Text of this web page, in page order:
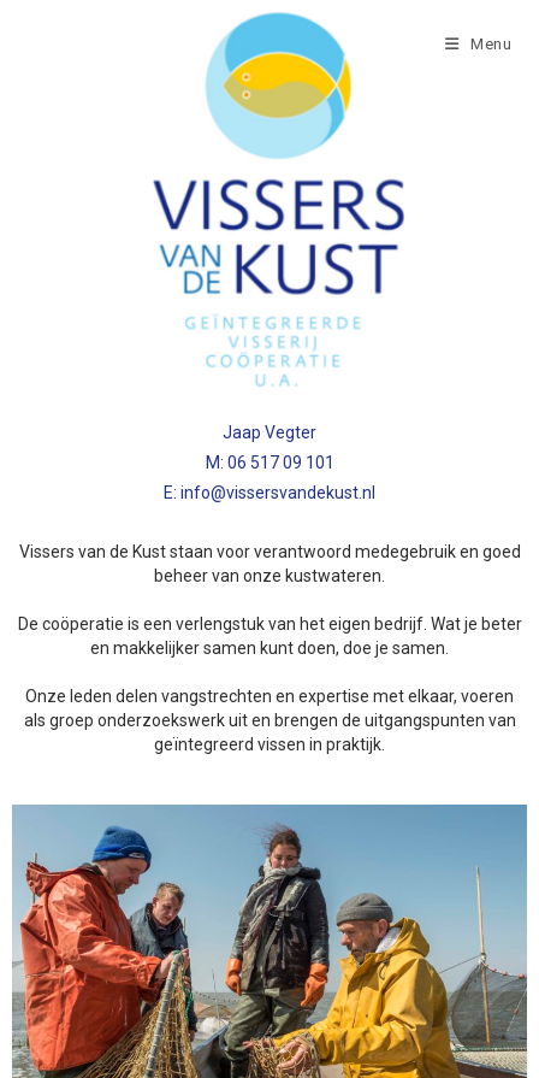
Menu
Jaap Vegter
M: 06 517 09 101
E: info@vissersvandekust.nl
Vissers van de Kust staan voor verantwoord medegebruik en goed
beheer van onze kustwateren.
De coöperatie is een verlengstuk van het eigen bedrijf. Wat je beter
en makkelijker samen kunt doen, doe je samen.
Onze leden delen vangstrechten en expertise met elkaar, voeren
als groep onderzoekswerk uit en brengen de uitgangspunten van
geïntegreerd vissen in praktijk.